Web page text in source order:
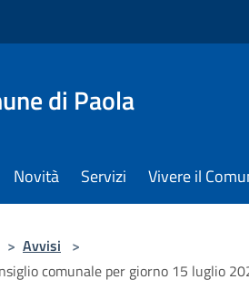
di Paola
Novità Servizi Vivere il
> Avvisi >
comunale per giorno 15 luglio